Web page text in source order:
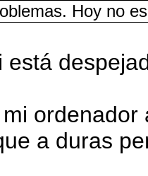
Hoy no
está
a duras